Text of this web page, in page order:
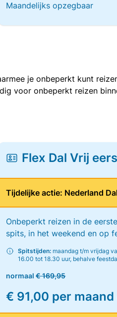
Maandelijks opzegbaar
je onbeperkt kunt
voor onbeperkt reizen
Flex Dal Vrij
Tijdelijke actie: Nederland
Onbeperkt reizen in de
spits, in het weekend en op
Spitstijden: maandag t/m vrijdag
16.00 tot 18.30 uur, behalve
normaal€ 169,95
€ 91,00 per maand